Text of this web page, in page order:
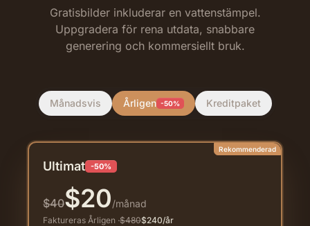
Gratisbilder inkluderar en vattenstämpel.
Uppgradera för rena utdata, snabbare
generering och kommersiellt bruk.
Månadsvis Årligen -50% Kreditpaket
Rekommenderad
Ultimat -50%
$40$20/månad
Faktureras Årligen ·$480$240/år